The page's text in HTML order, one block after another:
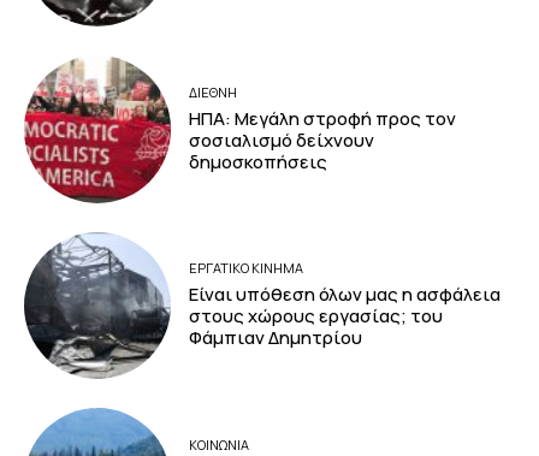
ΔΙΕΘΝΗ
ΗΠΑ: Μεγάλη στροφή προς τον
σοσιαλισμό δείχνουν
δημοσκοπήσεις
ΕΡΓΑΤΙΚΟ ΚΙΝΗΜΑ
Είναι υπόθεση όλων μας η ασφάλεια
στους χώρους εργασίας; του
Φάμπιαν Δημητρίου
ΚΟΙΝΩΝΙΑ